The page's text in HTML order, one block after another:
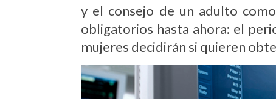
y el consejo de un adulto
obligatorios hasta ahora: el
mujeres decidirán si quieren